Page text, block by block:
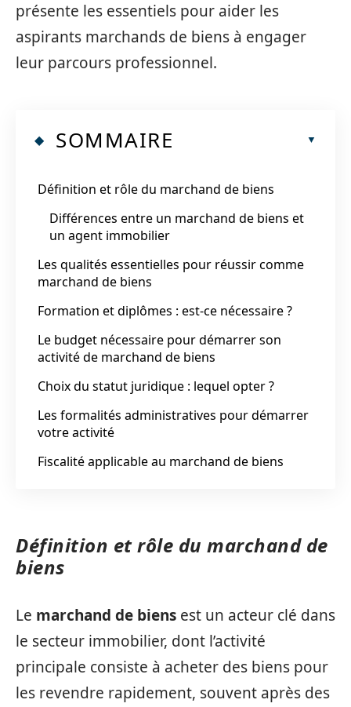
présente les essentiels pour aider les
aspirants marchands de biens à engager
leur parcours professionnel.
SOMMAIRE
Définition et rôle du marchand de biens
Différences entre un marchand de biens et
un agent immobilier
Les qualités essentielles pour réussir comme
marchand de biens
Formation et diplômes : est-ce nécessaire ?
Le budget nécessaire pour démarrer son
activité de marchand de biens
Choix du statut juridique : lequel opter ?
Les formalités administratives pour démarrer
votre activité
Fiscalité applicable au marchand de biens
Définition et rôle du marchand de
biens
Le marchand de biens est un acteur clé dans
le secteur immobilier, dont l’activité
principale consiste à acheter des biens pour
les revendre rapidement, souvent après des